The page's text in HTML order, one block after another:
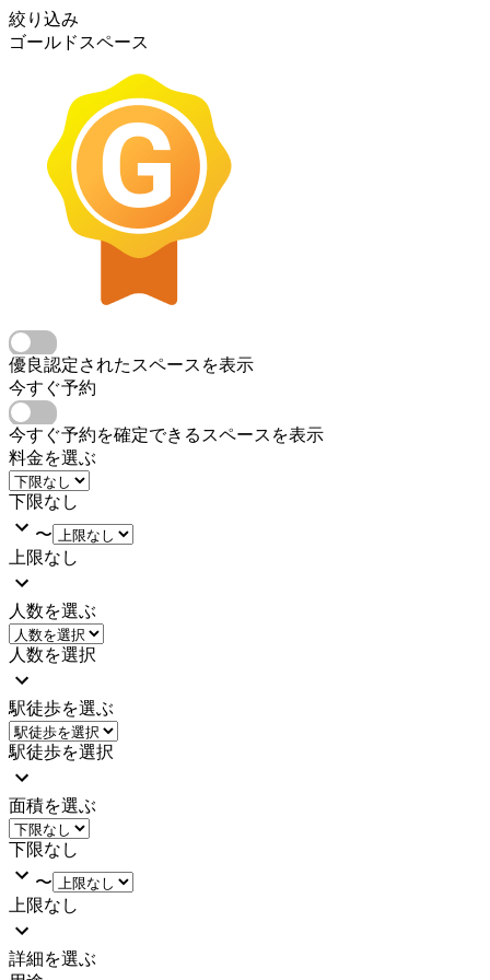
絞り込み
ゴールドスペース
優良認定されたスペースを表示
今すぐ予約
今すぐ予約を確定できるスペースを表示
料金を選ぶ
下限なし
〜
上限なし
人数を選ぶ
人数を選択
駅徒歩を選ぶ
駅徒歩を選択
面積を選ぶ
下限なし
〜
上限なし
詳細を選ぶ